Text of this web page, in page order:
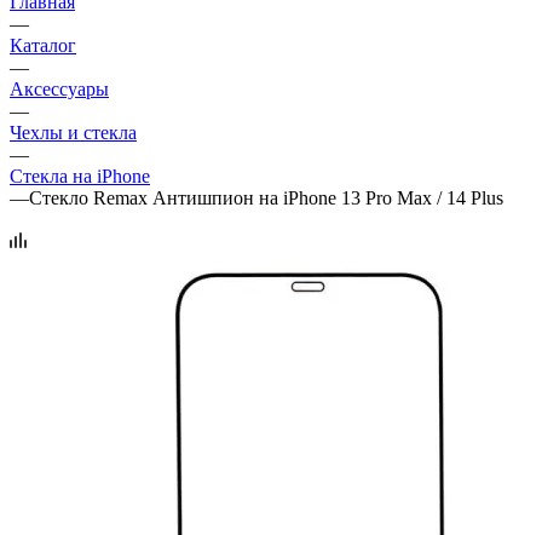
—
Каталог
—
Аксессуары
—
Чехлы и стекла
—
Стекла на iPhone
—Стекло Remax Антишпион на iPhone 13 Pro Max / 14 Plus